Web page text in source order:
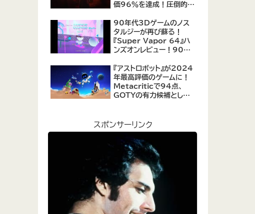
価96％を達成！圧倒的な
の復活
90年代3Dゲームのノス
タルジーが再び蘇る！
『Super Vapor 64』ハ
ンズオンレビュー！90年
再現したノスタルジックア
クション
『アストロボット』が2024
年最高評価のゲームに！
Metacriticで94点、
GOTYの有力候補として
スポンサーリンク